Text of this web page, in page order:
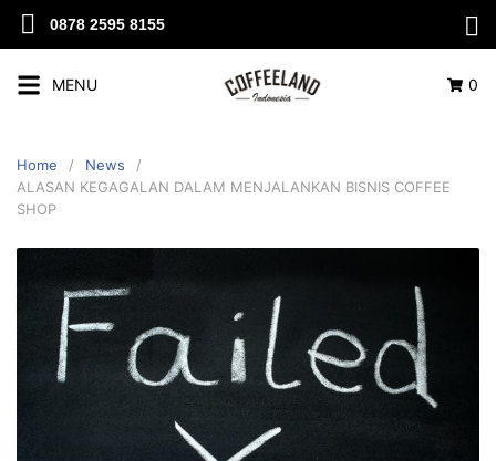
0878 2595 8155
MENU 0
Home
News
ALASAN KEGAGALAN DALAM MENJALANKAN BISNIS COFFEE
SHOP